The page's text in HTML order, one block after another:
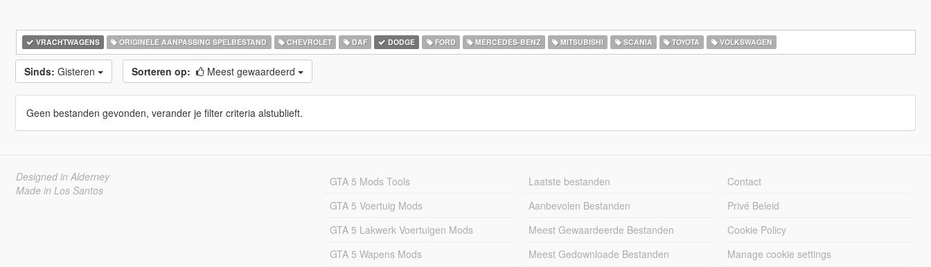
VRACHTWAGENS ORIGINELE AANPASSING SPELBESTAND CHEVROLET DAF DODGE FORD MERCEDES-BENZ MITSUBISHI SCANIA TOYOTA VOLKSWAGEN
Sinds: Gisteren Sorteren op: Meest gewaardeerd
Geen bestanden gevonden, verander je filter criteria alstublieft.
Designed in Alderney
Made in Los Santos
GTA 5 Mods Tools
GTA 5 Voertuig Mods
GTA 5 Lakwerk Voertuigen Mods
GTA 5 Wapens Mods
Laatste bestanden
Aanbevolen Bestanden
Meest Gewaardeerde Bestanden
Meest Gedownloade Bestanden
Contact
Privé Beleid
Cookie Policy
Manage cookie settings